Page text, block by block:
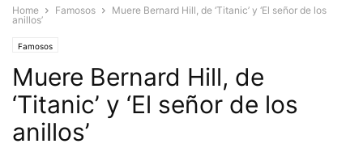
Home Famosos
Muere Bernard Hill, de ‘Titanic’ y ‘El señor de los
anillos’
Famosos
Muere Bernard Hill, de
‘Titanic’ y ‘El señor de los
anillos’